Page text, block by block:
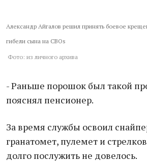
Александр Айгалов решил принять боевое
гибели сына на СВОs
Фото: из личного архива
- Раньше порошок был такой
пояснял пенсионер.
За время службы освоил
гранатомет, пулемет и
долго послужить не довелось.